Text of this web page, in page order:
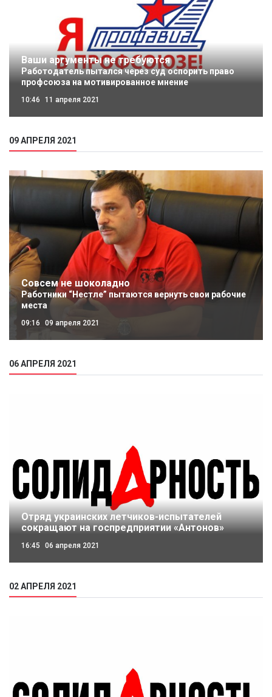
Ваши аргументы не требуются
Работодатель пытался через суд оспорить право
профсоюза на мотивированное мнение
10:46 11 апреля 2021
09 АПРЕЛЯ 2021
Совсем не шоколадно
Работники “Нестле” пытаются вернуть свои рабочие
места
09:16 09 апреля 2021
06 АПРЕЛЯ 2021
Отряд украинских летчиков-испытателей
сокращают на госпредприятии «Антонов»
16:45 06 апреля 2021
02 АПРЕЛЯ 2021